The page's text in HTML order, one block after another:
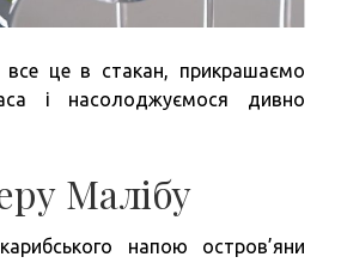
все це в стакан, прикрашаємо
і насолоджуємося дивно
Малібу
напою остров’яни